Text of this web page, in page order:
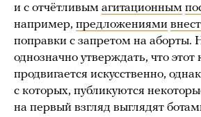
и с отчётливым агитационным
например, предложениями
поправки с запретом на аборты.
однозначно утверждать, что этот
продвигается искусственно,
с которых, публикуются
на первый взгляд выглядят